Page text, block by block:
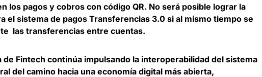
los pagos y cobros con código QR. No será posible lograr la
el sistema de pagos Transferencias 3.0 si al mismo tiempo se
las transferencias entre cuentas.
de Fintech continúa impulsando la interoperabilidad del sistema
del camino hacia una economía digital más abierta,